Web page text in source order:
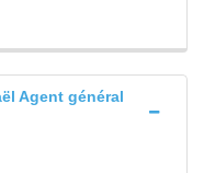
Agent général